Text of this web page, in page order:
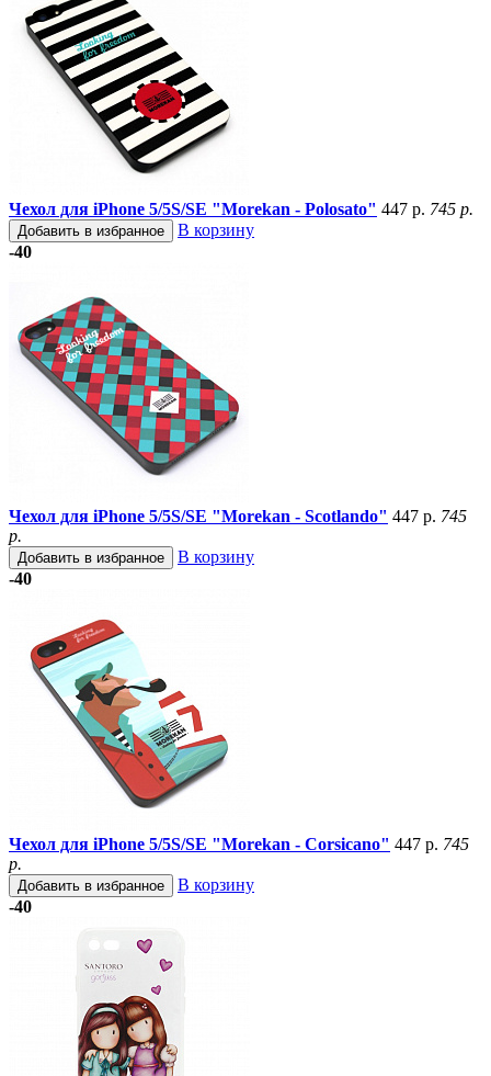
Чехол для iPhone 5/5S/SE "Morekan - Polosato" 447 р. 745 р.
Добавить в избранное
В корзину
-40
Чехол для iPhone 5/5S/SE "Morekan - Scotlando" 447 р. 745
р.
Добавить в избранное
В корзину
-40
Чехол для iPhone 5/5S/SE "Morekan - Corsicano" 447 р. 745
р.
Добавить в избранное
В корзину
-40